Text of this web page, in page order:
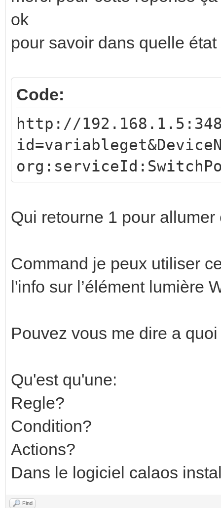
ok
pour savoir dans quelle
Code:
http://
Qui retourne 1 pour
Command je peux utiliser
l'info sur l’élément lumière
Pouvez vous me dire a
Qu'est qu'une:
Regle?
Condition?
Actions?
Dans le logiciel calaos
Find